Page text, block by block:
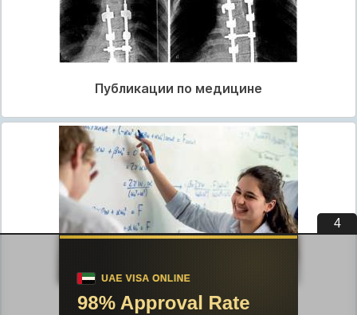
Публикации по медицине
Публикации по педагогике
3